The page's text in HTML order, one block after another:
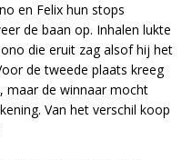
en Felix hun stops
de baan op. Inhalen lukte
die eruit zag alsof hij het
de tweede plaats kreeg
maar de winnaar mocht
Van het verschil koop